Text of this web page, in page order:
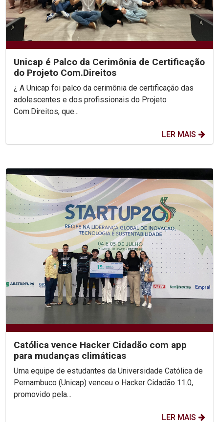
Unicap é Palco da Cerimônia de Certificação
do Projeto Com.Direitos
¿ A Unicap foi palco da cerimônia de certificação das
adolescentes e dos profissionais do Projeto
Com.Direitos, que...
LER MAIS
Católica vence Hacker Cidadão com app
para mudanças climáticas
Uma equipe de estudantes da Universidade Católica de
Pernambuco (Unicap) venceu o Hacker Cidadão 11.0,
promovido pela...
LER MAIS